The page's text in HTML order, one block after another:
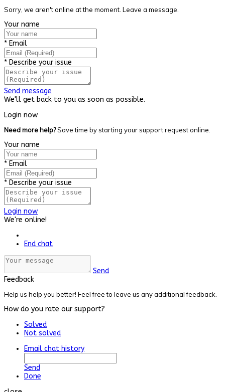
Sorry, we aren't online at the moment. Leave a message.
Your name
* Email
* Describe your issue
Send message
We'll get back to you as soon as possible.
Login now
Need more help?Save time by starting your support request online.
Your name
* Email
* Describe your issue
Login now
We're online!
End chat
Send
Feedback
Help us help you better! Feel free to leave us any additional feedback.
How do you rate our support?
Solved
Not solved
Email chat history
Send
Done